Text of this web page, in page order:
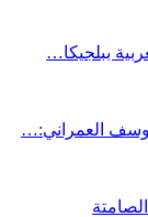
ببلجيكا…
يوسف العمراني:…